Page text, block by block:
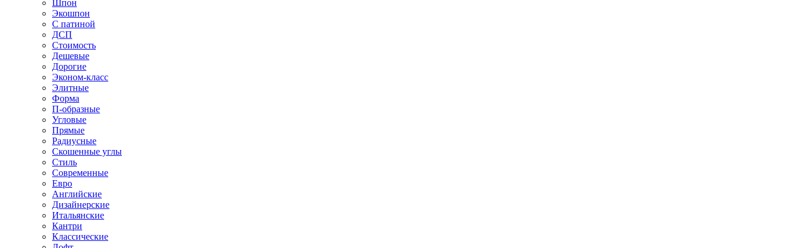
Шпон
Экошпон
С патиной
ДСП
Стоимость
Дешевые
Дорогие
Эконом-класс
Элитные
Форма
П-образные
Угловые
Прямые
Радиусные
Скошенные углы
Стиль
Современные
Евро
Английские
Дизайнерские
Итальянские
Кантри
Классические